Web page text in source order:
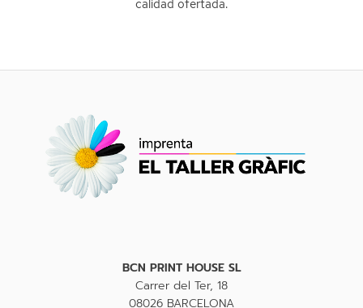
calidad ofertada.
BCN PRINT HOUSE SL
Carrer del Ter, 18
08026 BARCELONA